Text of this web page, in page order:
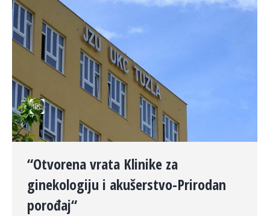
“Otvorena vrata Klinike za
ginekologiju i akušerstvo-Prirodan
porođaj“